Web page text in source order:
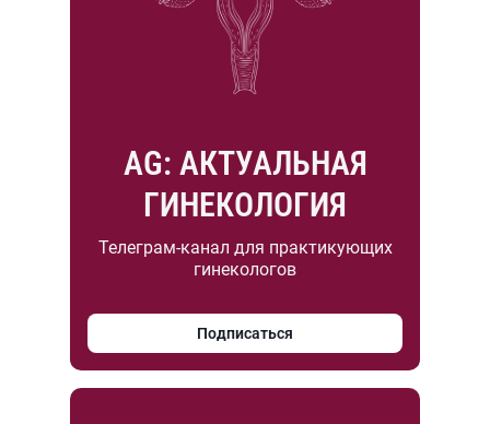
AG: АКТУАЛЬНАЯ
ГИНЕКОЛОГИЯ
Телеграм-канал для практикующих
гинекологов
Подписаться